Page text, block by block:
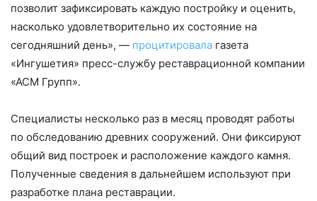
позволит зафиксировать каждую постройку и оценить,
насколько удовлетворительно их состояние на
сегодняшний день», — процитировала газета
«Ингушетия» пресс-службу реставрационной компании
«АСМ Групп».
Специалисты несколько раз в месяц проводят работы
по обследованию древних сооружений. Они фиксируют
общий вид построек и расположение каждого камня.
Полученные сведения в дальнейшем используют при
разработке плана реставрации.